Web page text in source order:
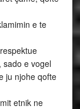
e te
sado e vogel
ju njohe qofte
etnik ne